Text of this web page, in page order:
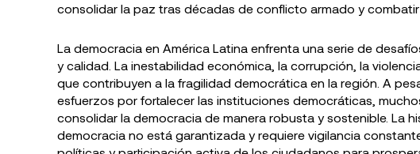
consolidar la paz tras décadas de conflicto armado y combatir
La democracia en América Latina enfrenta una serie de
y calidad. La inestabilidad económica, la corrupción, la
que contribuyen a la fragilidad democrática en la región. A
esfuerzos por fortalecer las instituciones democráticas,
consolidar la democracia de manera robusta y sostenible. La
democracia no está garantizada y requiere vigilancia